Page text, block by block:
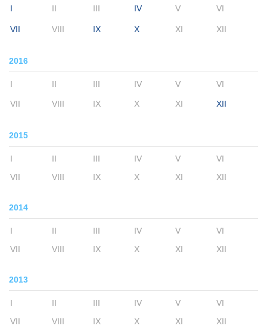
I II III IV V VI
VII VIII IX X XI XII
2016
I II III IV V VI
VII VIII IX X XI XII
2015
I II III IV V
VI
VII
VIII IX X XI XII
2014
I II III IV V
VI
VII
VIII IX X XI XII
2013
I II III IV V
VI
VII
VIII IX X XI XII